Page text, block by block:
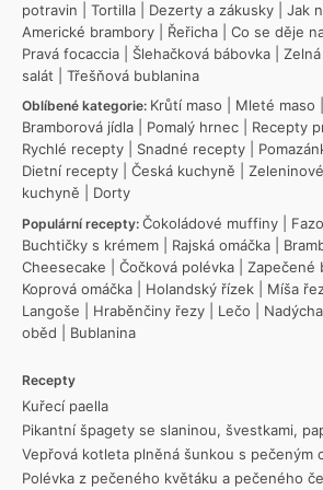
potravin
Tortilla Dezerty a zákusky Jak
Americké brambory
Řeřicha Co se děje
Pravá focaccia
Šlehačková bábovka
salát
Třešňová bublanina
Oblíbené kategorie: Krůtí maso Mleté maso
Bramborová jídla
Pomalý hrnec Recepty
Rychlé recepty
Snadné recepty
Dietní recepty
Česká kuchyně
kuchyně
Dorty
Populární recepty: Čokoládové muffiny
Buchtičky s krémem
Rajská omáčka
Cheesecake
Čočková polévka Zapečené
Koprová omáčka
Holandský řízek Míša
Langoše
Hraběnčiny řezy Lečo
oběd
Bublanina
Recepty
Kuřecí paella
Pikantní špagety se slaninou, švestkami,
Vepřová kotleta plněná šunkou s pečeným
Polévka z pečeného květáku a pečeného